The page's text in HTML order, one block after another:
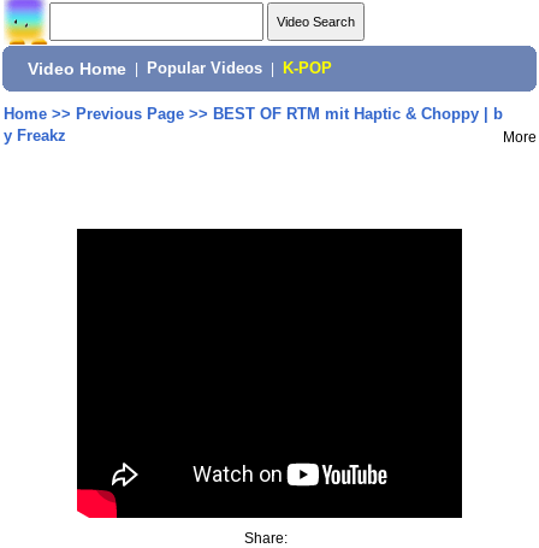
Video Home Popular Videos K-POP
Home>> Previous Page>> BEST OF RTM mit Haptic & Choppy | b
y Freakz
More
Share: